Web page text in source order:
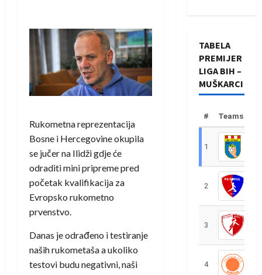
Rukometna reprezentacija
Bosne i Hercegovine okupila
se jučer na Ilidži gdje će
odraditi mini pripreme pred
početak kvalifikacija za
Evropsko rukometno
prvenstvo.
Danas je odrađeno i testiranje
naših rukometaša a ukoliko
testovi budu negativni, naši
TABELA
PREMIJER
LIGA BIH –
MUŠKARCI
# Teams
1
2
3
4